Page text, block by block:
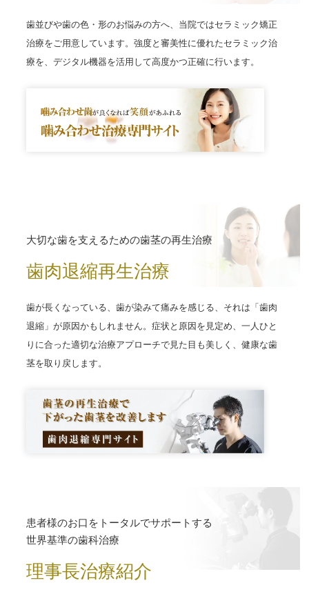
歯並びや歯の色・形のお悩みの方へ、当院ではセラミック矯正
治療をご用意しています。強度と審美性に優れたセラミック治
療を、デジタル機器を活用して高度かつ正確に行います。
大切な歯を支えるための歯茎の再生治療
歯肉退縮再生治療
歯が長くなっている、歯が染みて痛みを感じる、それは「歯肉
退縮」が原因かもしれません。症状と原因を見定め、一人ひと
りに合った適切な治療アプローチで見た目も美しく、健康な歯
茎を取り戻します。
患者様のお口をトータルでサポートする
世界基準の歯科治療
理事長治療紹介